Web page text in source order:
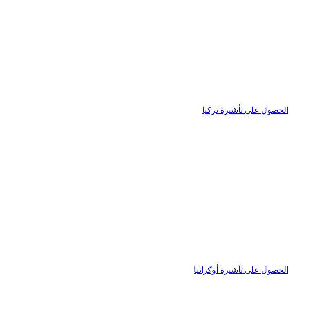
الحصول على تأشيرة تركيا
الحصول على تأشيرة أوكرانيا